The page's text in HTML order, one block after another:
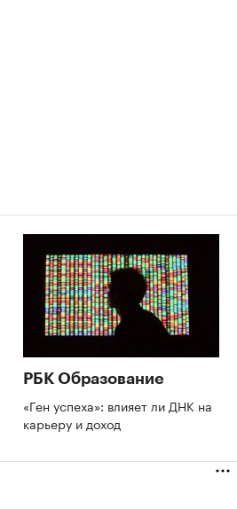
РБК Образование
«Ген успеха»: влияет ли ДНК на
карьеру и доход